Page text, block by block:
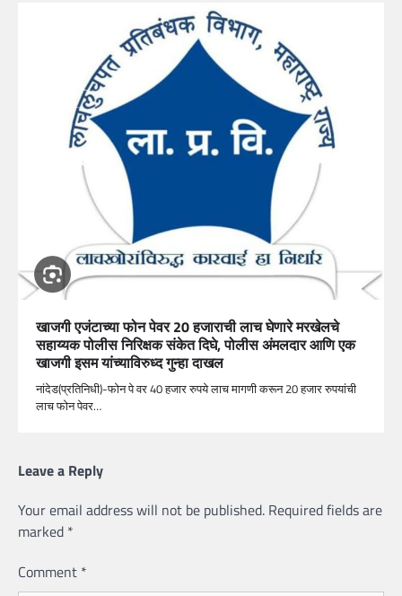
खाजगी एजंटाच्या फोन पेवर 20 हजाराची लाच घेणारे मरखेलचे
सहाय्यक पोलीस निरिक्षक संकेत दिघे, पोलीस अंमलदार आणि एक
खाजगी इसम यांच्याविरुध्द गुन्हा दाखल
नांदेड(प्रतिनिधी)-फोन पे वर 40 हजार रुपये लाच मागणी करून 20 हजार रुपयांची
लाच फोन पेवर…
Leave a Reply
Your email address will not be published. Required fields are
marked *
Comment *